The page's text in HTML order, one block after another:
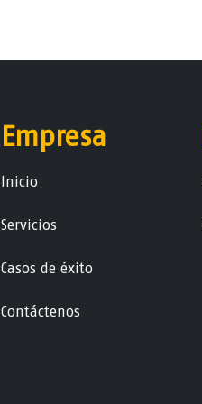
Empresa
Ini​ci​o
Servicios
Casos de éxito
Contáctenos